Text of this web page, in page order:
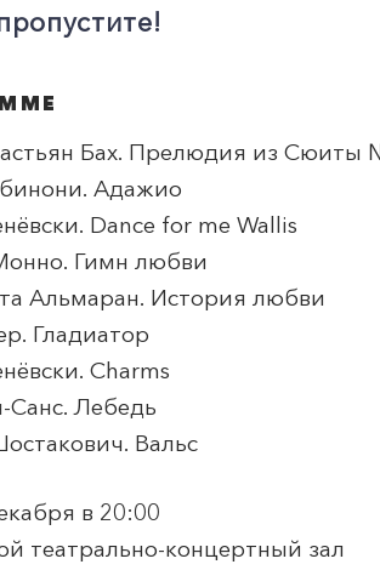
Бах. Прелюдия из Сюиты
Адажио
Dance for me Wallis
Гимн любви
Альмаран. История любви
Гладиатор
Charms
Санс. Лебедь
Вальс
в 20:00
театрально-концертный зал